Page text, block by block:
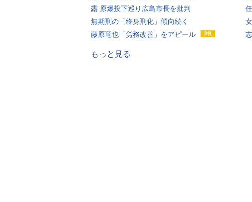
露 原爆投下巡り広島市長を批判
無期刑の「終身刑化」傾向続く
藤原竜也「労務改善」をアピール
もっと見る